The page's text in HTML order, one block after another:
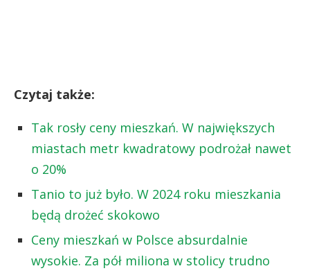
Czytaj także:
Tak rosły ceny mieszkań. W największych
miastach metr kwadratowy podrożał nawet
o 20%
Tanio to już było. W 2024 roku mieszkania
będą drożeć skokowo
Ceny mieszkań w Polsce absurdalnie
wysokie. Za pół miliona w stolicy trudno